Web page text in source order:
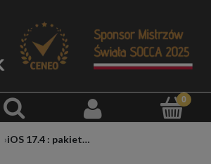
iOS 17.4 : pakiet nowych ustawień i ulepszeń